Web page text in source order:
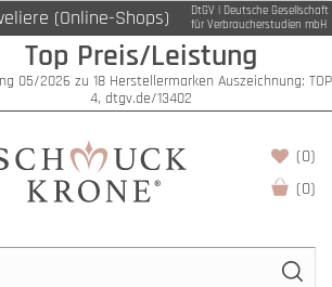
(Online-Shops)
DtGV | Deutsche Gesellschaft
für Verbraucherstudien mbH
Top Preis/Leistung
05/2026 zu 18 Herstellermarken Auszeichnung: TOP
4, dtgv.de/13402
(0)
(0)